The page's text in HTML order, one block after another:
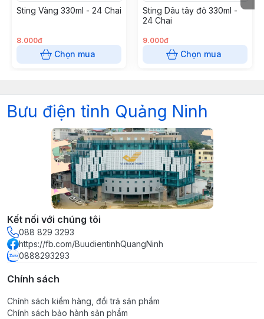
Sting Vàng 330ml - 24 Chai
8.000đ
Chọn mua
Sting Dâu tây đỏ 330ml -
24 Chai
9.000đ
Chọn mua
Bưu điện tỉnh Quảng Ninh
Kết nối với chúng tôi
088 829 3293
https://fb.com/BuudientinhQuangNinh
0888293293
Chính sách
Chính sách kiểm hàng, đổi trả sản phẩm
Chính sách bảo hành sản phẩm